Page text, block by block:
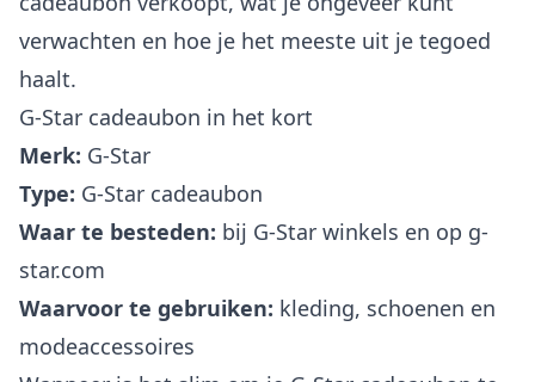
verwachten en hoe je het meeste uit je tegoed
haalt.
G-Star cadeaubon in het kort
Merk: G-Star
Type: G-Star cadeaubon
Waar te besteden: bij G-Star winkels en op g-
star.com
Waarvoor te gebruiken: kleding, schoenen en
modeaccessoires